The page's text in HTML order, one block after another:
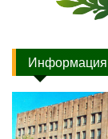
Информация